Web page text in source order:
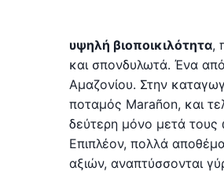
υψηλή βιοποικιλότητα,
και σπονδυλωτά. Ένα από
Αμαζονίου. Στην
ποταμός Marañon, και
δεύτερη μόνο μετά τους
Επιπλέον, πολλά
αξιών, αναπτύσσονται